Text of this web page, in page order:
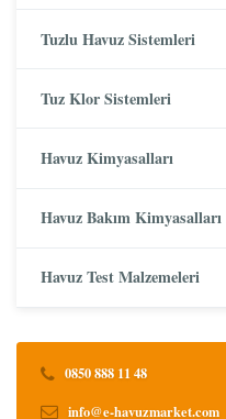
Tuzlu Havuz Sistemleri
Tuz Klor Sistemleri
Havuz Kimyasalları
Havuz Bakım Kimyasalları
Havuz Test Malzemeleri
0850 888 11 48
info@e-havuzmarket.com